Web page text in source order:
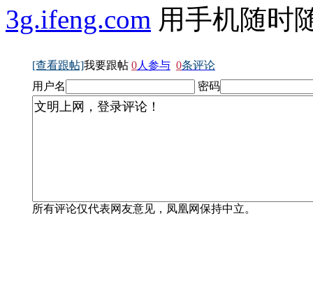
3g.ifeng.com 用手机随时
[查看跟帖]我要跟帖 0人参与 0条评论
用户名
密码
所有评论仅代表网友意见，凤凰网保持中立。